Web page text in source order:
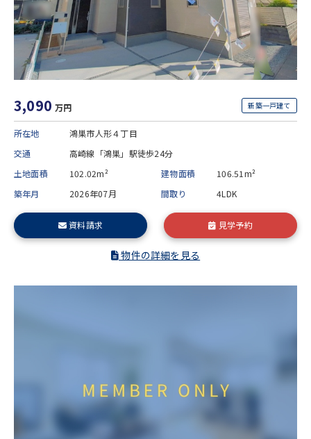
3,090 万円 新築一戸建て
所在地
鴻巣市人形４丁目
交通
高崎線「鴻巣」駅徒歩24分
土地面積
102.02m² 建物面積
106.51m²
築年月
2026年07月 間取り 4LDK
資料請求 見学予約
物件の詳細を見る